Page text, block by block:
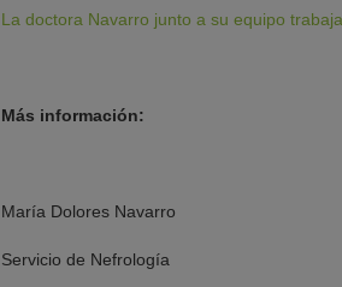
La doctora Navarro junto a su equipo
Más información:
María Dolores Navarro
Servicio de Nefrología